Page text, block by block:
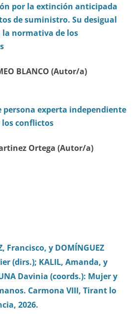
por la extinción anticipada
de suministro. Su desigual
la normativa de los
BLANCO (Autor/a)
persona experta independiente
los conflictos
Ortega (Autor/a)
Francisco, y DOMÍNGUEZ
(dirs.); KALIL, Amanda, y
Davinia (coords.): Mujer y
Carmona VIII, Tirant lo
2026.